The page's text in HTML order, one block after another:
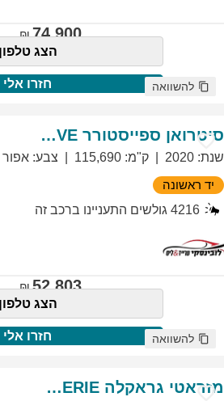
74,900
הצג טלפון
חזרו אלי להשוואה
סיטרואן ספייסטורר EXCLUSIVE
שנת:
2020 ק"מ:
115,690 צבע:
יד ראשונה
4216 גולשים התעניינו ברכב זה
52,803
הצג טלפון
חזרו אלי להשוואה
מזראטי גראקלה PRIMASERIE